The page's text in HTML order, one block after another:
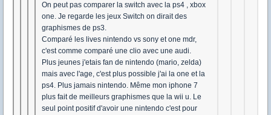
On peut pas comparer la switch avec la ps4 , xbox
one. Je regarde les jeux Switch on dirait des
graphismes de ps3.
Comparé les lives nintendo vs sony et one mdr,
c'est comme comparé une clio avec une audi.
Plus jeunes j'etais fan de nintendo (mario, zelda)
mais avec l'age, c'est plus possible j'ai la one et la
ps4. Plus jamais nintendo. Même mon iphone 7
plus fait de meilleurs graphismes que la wii u. Le
seul point positif d'avoir une nintendo c'est pour